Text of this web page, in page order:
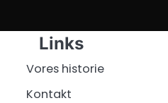
Links
Vores historie
Kontakt